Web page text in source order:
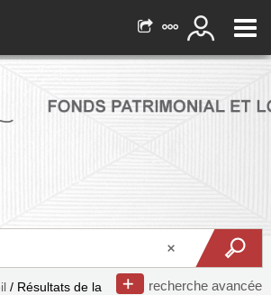
recherche avancée
/ Résultats de la